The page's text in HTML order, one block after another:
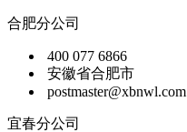
合肥分公司
400 077 6866
安徽省合肥市
postmaster@xbnwl.com
宜春分公司